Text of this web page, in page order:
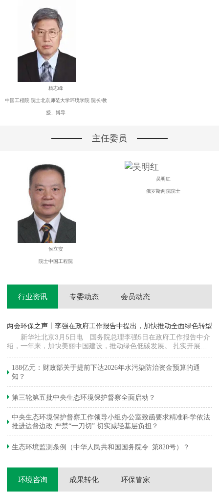
杨志峰
中国工程院 院士北京师范大学环境学院 院长/教
授、博导
主任委员
侯立安
院士中国工程院
吴明红
俄罗斯两院院士
行业资讯 专委动态 会员动态
两会环保之声丨李强在政府工作报告中提出，加快推动全面绿色转型
新华社北京3月5日电 国务院总理李强5日在政府工作报告中介
绍，一年来，加快美丽中国建设，推动绿色低碳发展。 扎实开展大
浓度下降…
188亿元：财政部关于提前下达2026年水污染防治资金预算的通
知？
第三轮第五批中央生态环境保护督察全面启动？
中央生态环境保护督察工作领导小组办公室致函要求精准科学依法
推进边督边改 严禁“一刀切” 切实减轻基层负担？
生态环境监测条例（中华人民共和国国务院令 第820号）？
环境咨询 成果转化 环保管家